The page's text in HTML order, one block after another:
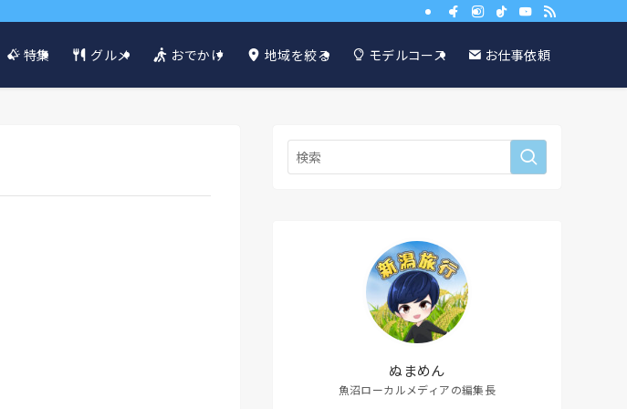
特集 グルメ おでかけ 地域を絞る モデルコース お仕事依頼
ぬまめん
魚沼ローカルメディアの編集長